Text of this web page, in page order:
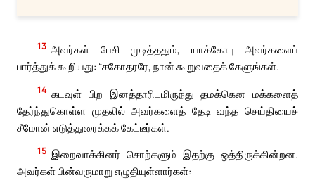
13 அவர்கள் பேசி முடித்ததும், யாக்கோபு அவர்களைப்
பார்த்துக் கூறியது: “சகோதரரே, நான் கூறுவதைக் கேளுங்கள்.
14 கடவுள் பிற இனத்தாரிடமிருந்து தமக்கென மக்களைத்
தேர்ந்துகொள்ள முதலில் அவர்களைத் தேடி வந்த செய்தியைச்
சீமோன் எடுத்துரைக்கக் கேட்டீர்கள்.
15 இறைவாக்கினர் சொற்களும் இதற்கு ஒத்திருக்கின்றன.
அவர்கள் பின்வருமாறு எழுதியுள்ளார்கள்: